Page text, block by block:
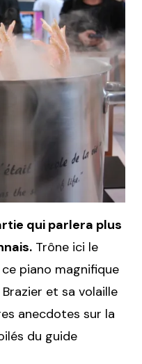
qui parlera plus
Trône ici le
piano magnifique
et sa volaille
anecdotes sur la
du guide